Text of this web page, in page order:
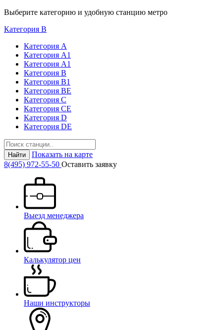
Выберите категорию и удобную станцию метро
Категория B
Категория А
Категория А1
Категория А1
Категория В
Категория В1
Категория BE
Категория С
Категория СЕ
Категория D
Категория DE
Найти
Показать на карте
8(495) 972-55-50 Оставить заявку
Выезд менеджера
Калькулятор цен
Наши инструкторы